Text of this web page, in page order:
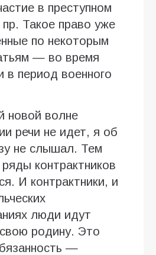
в преступном
Такое право уже
по некоторым
— во время
в период военного
новой волне
речи не идет, я об
не слышал. Тем
контрактников
И контрактники, и
люди идут
родину. Это
—